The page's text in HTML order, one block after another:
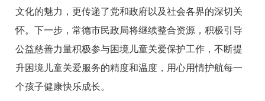
文化的魅力，更传递了党和政府以及社会各界的深切关
怀。下一步，常德市民政局将继续整合资源，积极引导
公益慈善力量积极参与困境儿童关爱保护工作，不断提
升困境儿童关爱服务的精度和温度，用心用情护航每一
个孩子健康快乐成长。